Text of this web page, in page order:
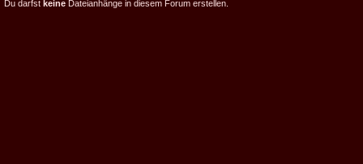
Du darfst keine Dateianhänge in diesem Forum erstellen.